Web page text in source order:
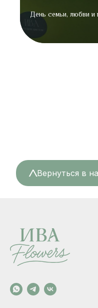
День семьи, любви и
<Вернуться в